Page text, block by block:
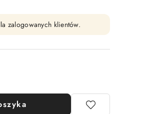
zalogowanych klientów.